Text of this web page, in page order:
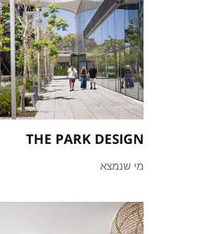
THE PARK DESIGN
מי שנמצא